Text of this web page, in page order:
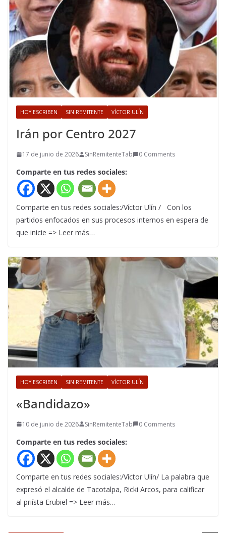
HOY ESCRIBEN SIN REMITENTE VÍCTOR ULÍN
Irán por Centro 2027
17 de junio de 2026 SinRemitenteTab 0 Comments
Comparte en tus redes sociales:
Comparte en tus redes sociales:/Víctor Ulín / Con los
partidos enfocados en sus procesos internos en espera de
que inicie => Leer más…
HOY ESCRIBEN SIN REMITENTE VÍCTOR ULÍN
«Bandidazo»
10 de junio de 2026 SinRemitenteTab 0 Comments
Comparte en tus redes sociales:
Comparte en tus redes sociales:/Víctor Ulín/ La palabra que
expresó el alcalde de Tacotalpa, Ricki Arcos, para calificar
al priísta Erubiel => Leer más…